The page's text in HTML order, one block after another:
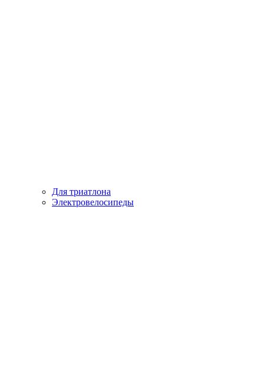
Для триатлона
Электровелосипеды